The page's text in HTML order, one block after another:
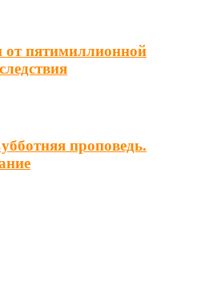
от пятимиллионной
проповедь.